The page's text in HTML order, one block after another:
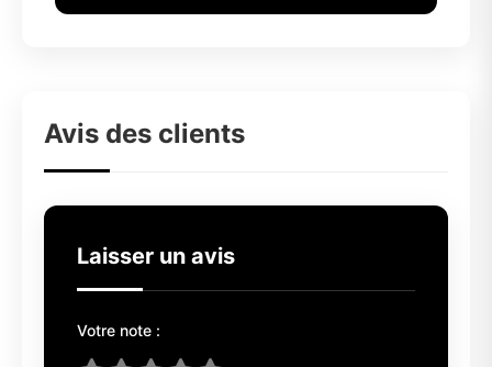
Avis des clients
Laisser un avis
Votre note :